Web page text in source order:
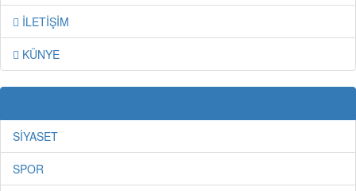
İLETİŞİM
KÜNYE
SİYASET
SPOR